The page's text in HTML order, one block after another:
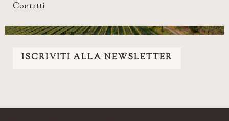
Contatti
ISCRIVITI ALLA NEWSLETTER